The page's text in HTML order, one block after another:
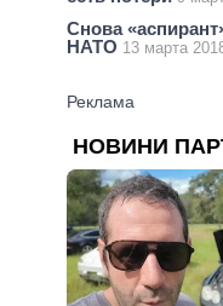
Снова
НАТО 13 марта